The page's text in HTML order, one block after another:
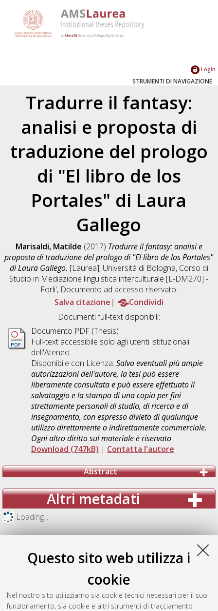
Questo sito web utilizza i
cookie
Nel nostro sito utilizziamo sia cookie tecnici necessari per il suo
funzionamento, sia cookie e altri strumenti di tracciamento
Login
STRUMENTI DI NAVIGAZIONE
Tradurre il fantasy:
analisi e proposta di
traduzione del prologo
di "El libro de los
Portales" di Laura
Gallego
Marisaldi, Matilde (2017) Tradurre il fantasy: analisi e
proposta di traduzione del prologo di "El libro de los Portales"
di Laura Gallego. [Laurea], Università di Bologna, Corso di
Studio in Mediazione linguistica interculturale [L-DM270] -
Forli', Documento ad accesso riservato.
Salva citazione
Condividi
Documenti full-text disponibili:
Documento PDF (Thesis)
Full-text accessibile solo agli utenti istituzionali
dell'Ateneo
Disponibile con Licenza: Salvo eventuali più ampie
autorizzazioni dell'autore, la tesi può essere
liberamente consultata e può essere effettuato il
salvataggio e la stampa di una copia per fini
strettamente personali di studio, di ricerca e di
insegnamento, con espresso divieto di qualunque
utilizzo direttamente o indirettamente commerciale.
Ogni altro diritto sul materiale è riservato
Download (747kB) | Contatta l'autore
Abstract
Altri metadati
Loading...